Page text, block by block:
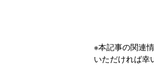
※本記事の関連
いただければ幸